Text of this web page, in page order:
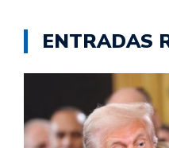
ENTRADAS